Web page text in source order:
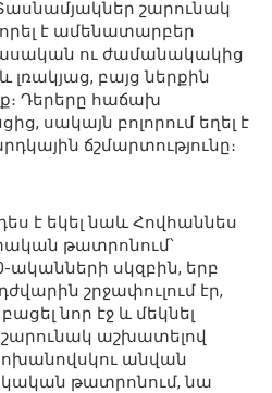
շարունակ
է ամենատարբեր
ու ժամանակակից
լռակյաց, բայց ներքին
Դերերը հաճախ
սակայն բոլորում եղել է
ճշմարտությունը։
է եկել նաև Հովհաննես
թատրոնում՝
ականների սկզբին, երբ
շրջափուլում էր,
նոր էջ և մեկնել
աշխատելով
անվան
թատրոնում, նա